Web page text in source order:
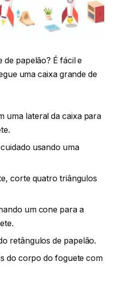
papelão? É fácil e
uma caixa grande de
uma lateral da caixa para
usando uma
corte quatro triângulos
um cone para a
retângulos de papelão.
do corpo do foguete com